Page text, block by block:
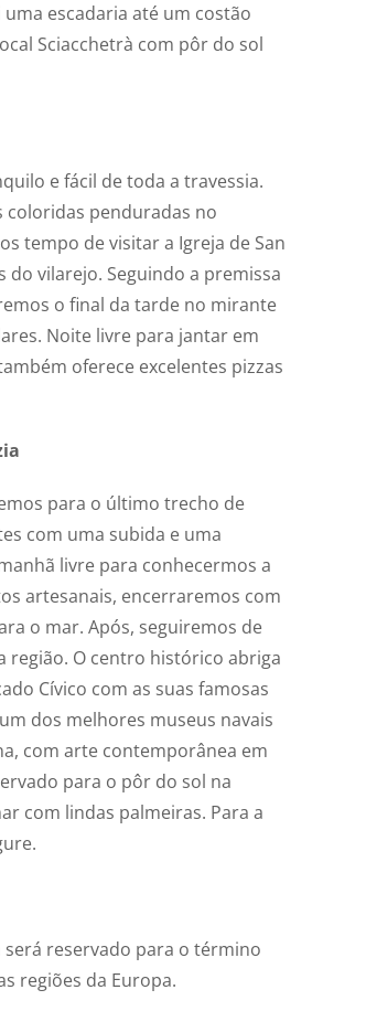
escadaria até um costão
Sciacchetrà com pôr do sol
e fácil de toda a travessia.
coloridas penduradas no
tempo de visitar a Igreja de San
do vilarejo. Seguindo a premissa
o final da tarde no mirante
Noite livre para jantar em
oferece excelentes pizzas
para o último trecho de
com uma subida e uma
livre para conhecermos a
artesanais, encerraremos com
o mar. Após, seguiremos de
região. O centro histórico abriga
Cívico com as suas famosas
dos melhores museus navais
com arte contemporânea em
para o pôr do sol na
com lindas palmeiras. Para a
reservado para o término
regiões da Europa.